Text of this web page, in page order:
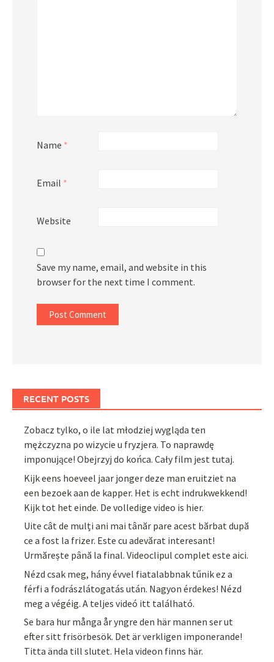
Name *
Email *
Website
Save my name, email, and website in this
browser for the next time I comment.
RECENT POSTS
Zobacz tylko, o ile lat młodziej wygląda ten
mężczyzna po wizycie u fryzjera. To naprawdę
imponujące! Obejrzyj do końca. Cały film jest tutaj.
Kijk eens hoeveel jaar jonger deze man eruitziet na
een bezoek aan de kapper. Het is echt indrukwekkend!
Kijk tot het einde. De volledige video is hier.
Uite cât de mulți ani mai tânăr pare acest bărbat după
ce a fost la frizer. Este cu adevărat interesant!
Urmărește până la final. Videoclipul complet este aici.
Nézd csak meg, hány évvel fiatalabbnak tűnik ez a
férfi a fodrászlátogatás után. Nagyon érdekes! Nézd
meg a végéig. A teljes videó itt található.
Se bara hur många år yngre den här mannen ser ut
efter sitt frisörbesök. Det är verkligen imponerande!
Titta ända till slutet. Hela videon finns här.